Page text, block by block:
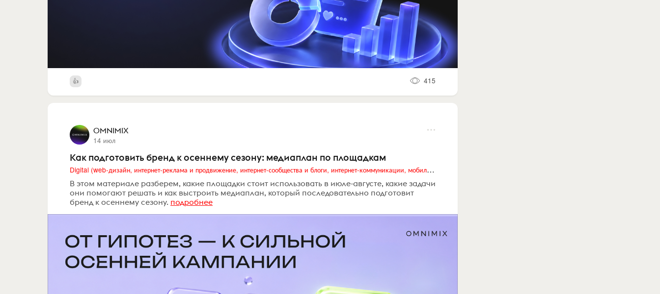
415
OMNIMIX
14 июл
Как подготовить бренд к осеннему сезону: медиаплан по площадкам
Digital (web-дизайн, интернет-реклама и продвижение, интернет-сообщества и блоги, интернет-коммуникации, мобильный маркетинг, реклама на цифровых экранах)
В этом материале разберем, какие площадки стоит использовать в июле-августе, какие задачи
они помогают решать и как выстроить медиаплан, который последовательно подготовит
бренд к осеннему сезону. подробнее